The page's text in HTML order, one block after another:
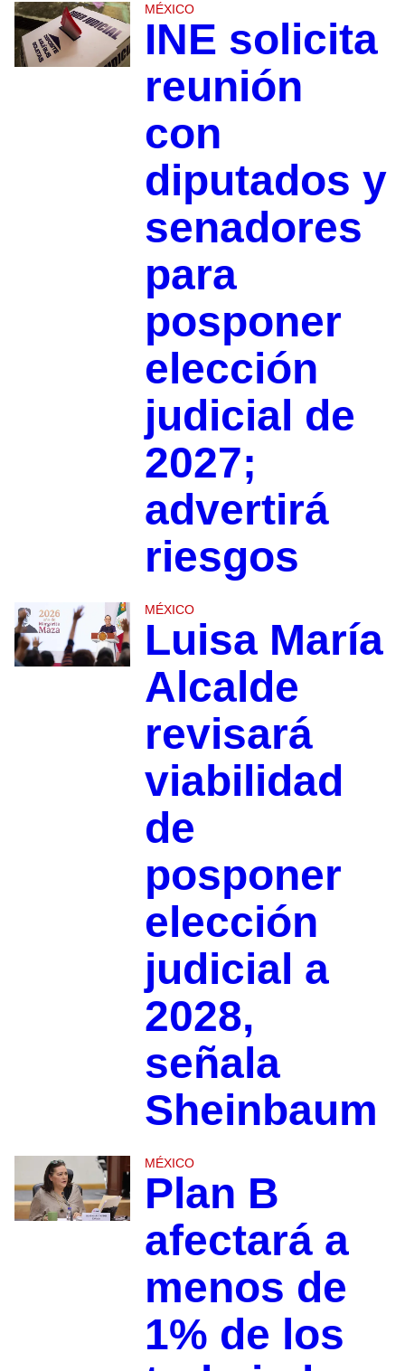
MÉXICO
INE solicita
reunión
con
diputados y
senadores
para
posponer
elección
judicial de
2027;
advertirá
riesgos
MÉXICO
Luisa María
Alcalde
revisará
viabilidad
de
posponer
elección
judicial a
2028,
señala
Sheinbaum
MÉXICO
Plan B
afectará a
menos de
1% de los